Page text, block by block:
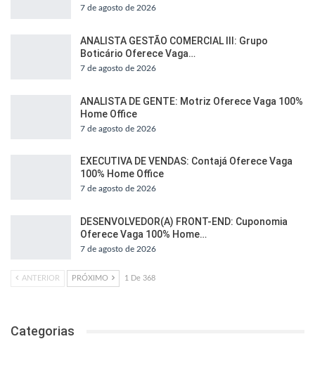
7 de agosto de 2026
ANALISTA GESTÃO COMERCIAL III: Grupo
Boticário Oferece Vaga…
7 de agosto de 2026
ANALISTA DE GENTE: Motriz Oferece Vaga 100%
Home Office
7 de agosto de 2026
EXECUTIVA DE VENDAS: Contajá Oferece Vaga
100% Home Office
7 de agosto de 2026
DESENVOLVEDOR(A) FRONT-END: Cuponomia
Oferece Vaga 100% Home…
7 de agosto de 2026
ANTERIOR PRÓXIMO 1 De 368
Categorias